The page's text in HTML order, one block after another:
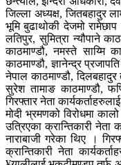
जिल्ला अध्यक्ष, जितबहादुर
भूमि बुढाथोकी देजमो
लतिपुर, सुमित्रा न्यौपाने
काठमाण्डौ, नमस्ते साय्मि
काठमाण्डौ, ज्ञानेन्द्र
नेपाल काठमाण्डौ,
सुरेश तामाङ काठमाण्डौ,
गिरफ्तार नेता
मोदी भ्रमणको विरोधमा
उत्रिएका क्रान्तिकारी नेता
नाराबाजी गरेका थिए ।
क्रान्तिकारी नेता